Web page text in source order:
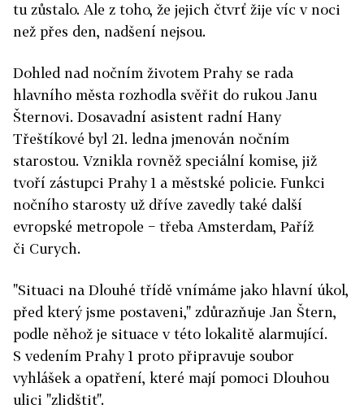
tu zůstalo. Ale z toho, že jejich čtvrť žije víc v noci
než přes den, nadšení nejsou.
Dohled nad nočním životem Prahy se rada
hlavního města rozhodla svěřit do rukou Janu
Šternovi. Dosavadní asistent radní Hany
Třeštíkové byl 21. ledna jmenován nočním
starostou. Vznikla rovněž speciální komise, již
tvoří zástupci Prahy 1 a městské policie. Funkci
nočního starosty už dříve zavedly také další
evropské metropole − třeba Amsterdam, Paříž
či Curych.
"Situaci na Dlouhé třídě vnímáme jako hlavní úkol,
před který jsme postaveni," zdůrazňuje Jan Štern,
podle něhož je situace v této lokalitě alarmující.
S vedením Prahy 1 proto připravuje soubor
vyhlášek a opatření, které mají pomoci Dlouhou
ulici "zlidštit".